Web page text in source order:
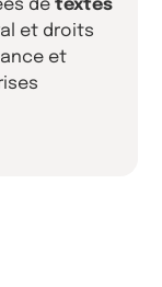
de textes
et droits
et